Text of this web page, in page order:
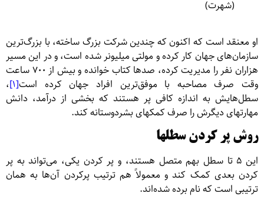
(شهرت)
او معنقد است که اکنون که چندین شرکت بزرگ ساخته، با بزرگ‌ترین
سازمان‌های جهان کار کرده‌ و مولتی میلیونر شده‌ است، و در این مسیر
هزاران نفر را مدیریت کرده‌، صدها کتاب خوانده‌ و بیش از ۷۰۰ ساعت
وقت صرف مصاحبه با موفق‌ترین افراد جهان کرده‌ است[۱] ،
سطل‌هایش به اندازه کافی پر هستند که بخشی از درآمد، دانش
مهارتهای دیگرش را صرف کمکهای بشردوستانه کند.
روش پر کردن سطلها
این ۵ تا سطل بهم متصل‌ هستند، و پر کردن یکی، می‌تواند به پر
کردن بعدی کمک کند و معمولاً هم ترتیب پرکردن آن‌ها به همان
ترتیبی است که نام برده شده‌اند.